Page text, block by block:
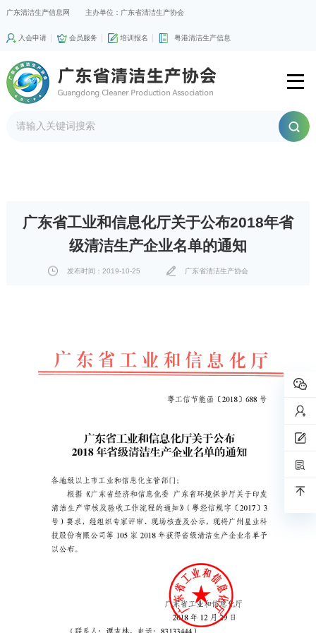
广东清洁生产信息网 主办单位：广东省清洁生产协会
入会申请 会员服务 培训报名 粤港清洁生产信息
广东省工业和信息化厅关于公布2018年省
级清洁生产企业名单的通知
发布时间：2019-10-25 广东省清洁生产协会